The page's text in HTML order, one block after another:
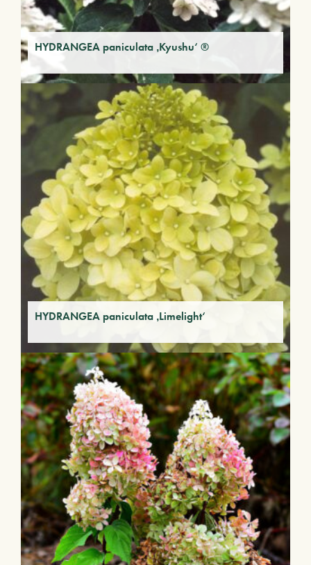
HYDRANGEA paniculata ‚Kyushu‘ ®
HYDRANGEA paniculata ‚Limelight‘